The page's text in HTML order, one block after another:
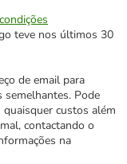
teve nos últimos 30
de email para
semelhantes. Pode
custos além
contactando o
na